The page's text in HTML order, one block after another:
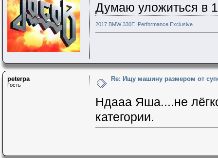
Думаю уложиться в
2017 BMW 330E IPerformance Exclusive
peterpa
Гость
Re: Ищу машину размером от
Ндааа Яша....не
категории.